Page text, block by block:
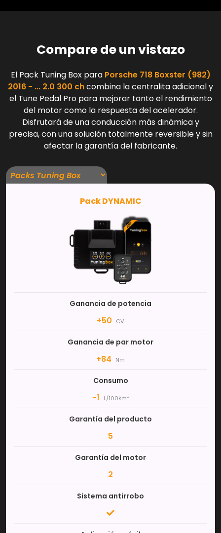
Compare de un vistazo
El Pack Tuning Box para Porsche 718 Boxster (982)
2016 - ... 2.0 300 chcombina la centralita adicional y
el Tune Pedal Pro para mejorar tanto el rendimiento
del motor como la respuesta del acelerador.
Disfrutará de una conducción más dinámica y
precisa, con una solución totalmente reversible y sin
afectar la garantía del fabricante.
Pack DYNAMIC
Ganancia de potencia
+50 CV
Ganancia de par motor
+84 Nm
Consumo
-1 L/100km*
Garantía del producto
5
Garantía del motor
2
Sistema antirrobo